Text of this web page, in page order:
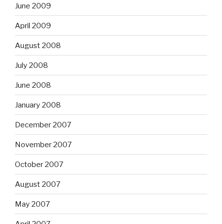
June 2009
April 2009
August 2008
July 2008
June 2008
January 2008
December 2007
November 2007
October 2007
August 2007
May 2007